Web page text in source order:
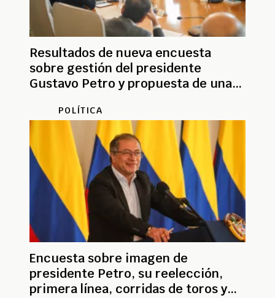
Resultados de nueva encuesta
sobre gestión del presidente
Gustavo Petro y propuesta de una
POLÍTICA
Encuesta sobre imagen de
presidente Petro, su reelección,
primera línea, corridas de toros y